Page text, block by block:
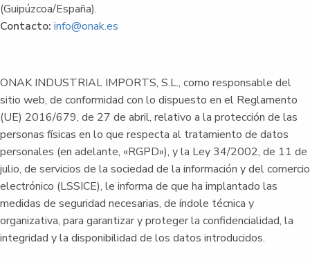
(Guipúzcoa/España).
Contacto: info@onak.es
ONAK INDUSTRIAL IMPORTS, S.L., como responsable del
sitio web, de conformidad con lo dispuesto en el Reglamento
(UE) 2016/679, de 27 de abril, relativo a la protección de las
personas físicas en lo que respecta al tratamiento de datos
personales (en adelante, «RGPD»), y la Ley 34/2002, de 11 de
julio, de servicios de la sociedad de la información y del comercio
electrónico (LSSICE), le informa de que ha implantado las
medidas de seguridad necesarias, de índole técnica y
organizativa, para garantizar y proteger la confidencialidad, la
integridad y la disponibilidad de los datos introducidos.